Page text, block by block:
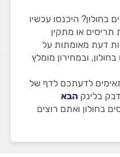
בחולון? היכנסו עכשיו
תריסים או מתקין
דעת מאומתות על
ובמחירון מומלץ
לדעתכם לדף של
בלינק הבא
בחולון ואתם רוצים